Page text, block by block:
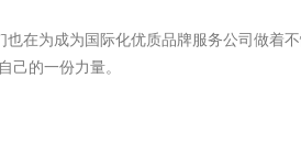
也在为成为国际化优质品牌服务公司做着
己的一份力量。